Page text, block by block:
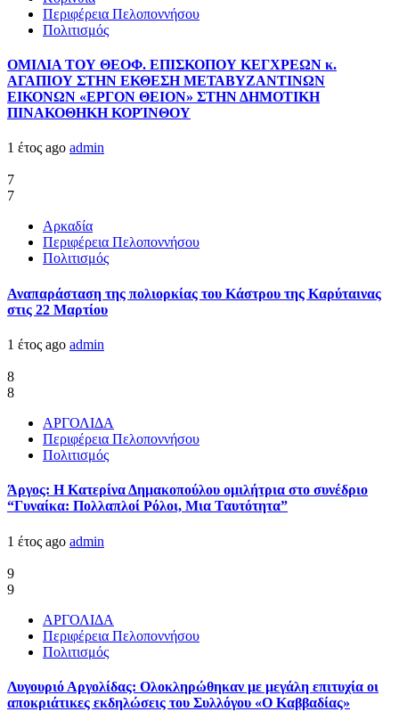
Περιφέρεια Πελοποννήσου
Πολιτισμός
ΟΜΙΛΙΑ ΤΟΥ ΘΕΟΦ. ΕΠΙΣΚΟΠΟΥ ΚΕΓΧΡΕΩΝ κ.
ΑΓΑΠΙΟΥ ΣΤΗΝ ΕΚΘΕΣΗ ΜΕΤΑΒΥΖΑΝΤΙΝΩΝ
ΕΙΚΟΝΩΝ «ΕΡΓΟΝ ΘΕΙΟΝ» ΣΤΗΝ ΔΗΜΟΤΙΚΗ
ΠΙΝΑΚΟΘΗΚΗ ΚΟΡΊΝΘΟΥ
1 έτος ago admin
7
7
Αρκαδία
Περιφέρεια Πελοποννήσου
Πολιτισμός
Αναπαράσταση της πολιορκίας του Κάστρου της Καρύταινας
στις 22 Μαρτίου
1 έτος ago admin
8
8
ΑΡΓΟΛΙΔΑ
Περιφέρεια Πελοποννήσου
Πολιτισμός
Άργος: Η Κατερίνα Δημακοπούλου ομιλήτρια στο συνέδριο
“Γυναίκα: Πολλαπλοί Ρόλοι, Μια Ταυτότητα”
1 έτος ago admin
9
9
ΑΡΓΟΛΙΔΑ
Περιφέρεια Πελοποννήσου
Πολιτισμός
Λυγουριό Αργολίδας: Ολοκληρώθηκαν με μεγάλη επιτυχία οι
αποκριάτικες εκδηλώσεις του Συλλόγου «Ο Καββαδίας»